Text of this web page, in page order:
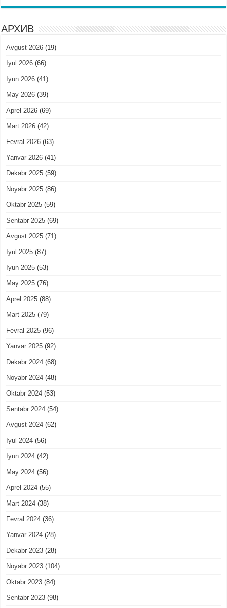
АРХИВ
Avgust 2026 (19)
Iyul 2026 (66)
Iyun 2026 (41)
May 2026 (39)
Aprel 2026 (69)
Mart 2026 (42)
Fevral 2026 (63)
Yanvar 2026 (41)
Dekabr 2025 (59)
Noyabr 2025 (86)
Oktabr 2025 (59)
Sentabr 2025 (69)
Avgust 2025 (71)
Iyul 2025 (87)
Iyun 2025 (53)
May 2025 (76)
Aprel 2025 (88)
Mart 2025 (79)
Fevral 2025 (96)
Yanvar 2025 (92)
Dekabr 2024 (68)
Noyabr 2024 (48)
Oktabr 2024 (53)
Sentabr 2024 (54)
Avgust 2024 (62)
Iyul 2024 (56)
Iyun 2024 (42)
May 2024 (56)
Aprel 2024 (55)
Mart 2024 (38)
Fevral 2024 (36)
Yanvar 2024 (28)
Dekabr 2023 (28)
Noyabr 2023 (104)
Oktabr 2023 (84)
Sentabr 2023 (98)